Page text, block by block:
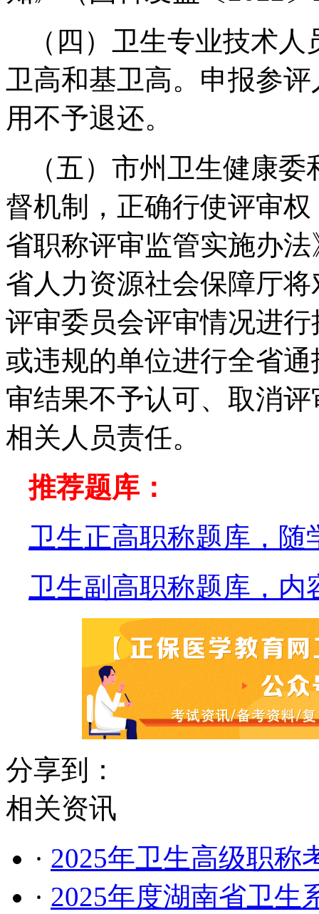
（四）卫生专业技术
卫高和基卫高。申报参
用不予退还。
（五）市州卫生健康
督机制，正确行使评审
省职称评审监管实施办
省人力资源社会保障厅
评审委员会评审情况进
或违规的单位进行全省
审结果不予认可、取消
相关人员责任。
推荐题库：
卫生正高职称题库，随
卫生副高职称题库，
分享到：
相关资讯
· 2025年卫生高级职称
· 2025年度湖南省卫生